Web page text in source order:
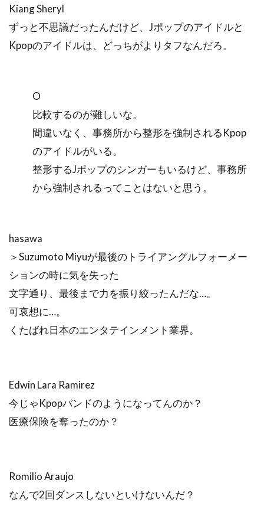
Kiang Sheryl
ずっと不思議だったんだけど、Jポップのアイドルと
Kpopのアイドルは、どっちがよりタフなんだろ。
O
比較するのが難しいな。
間違いなく、事務所から整形を強制されるKpop
のアイドルがいる。
整形するJポップのシンガーもいるけど、事務所
から強制されるってことはないと思う。
hasawa
＞Suzumoto Miyuが最後のトライアングルフォーメー
ションの時に気を失った
文字通り、最後まで力を振り絞ったんだな…。
可哀想に…。
くたばれ日本のエンタテインメント業界。
Edwin Lara Ramirez
今じゃKpopバンドのようになってんのか？
医療保険を奪ったのか？
Romilio Araujo
なんで2回ダンスしないといけないんだ？